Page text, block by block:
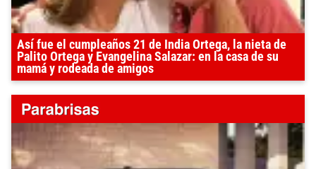
Así fue el cumpleaños 21 de India Ortega, la nieta de
Palito Ortega y Evangelina Salazar: en la casa de su
mamá y rodeada de amigos